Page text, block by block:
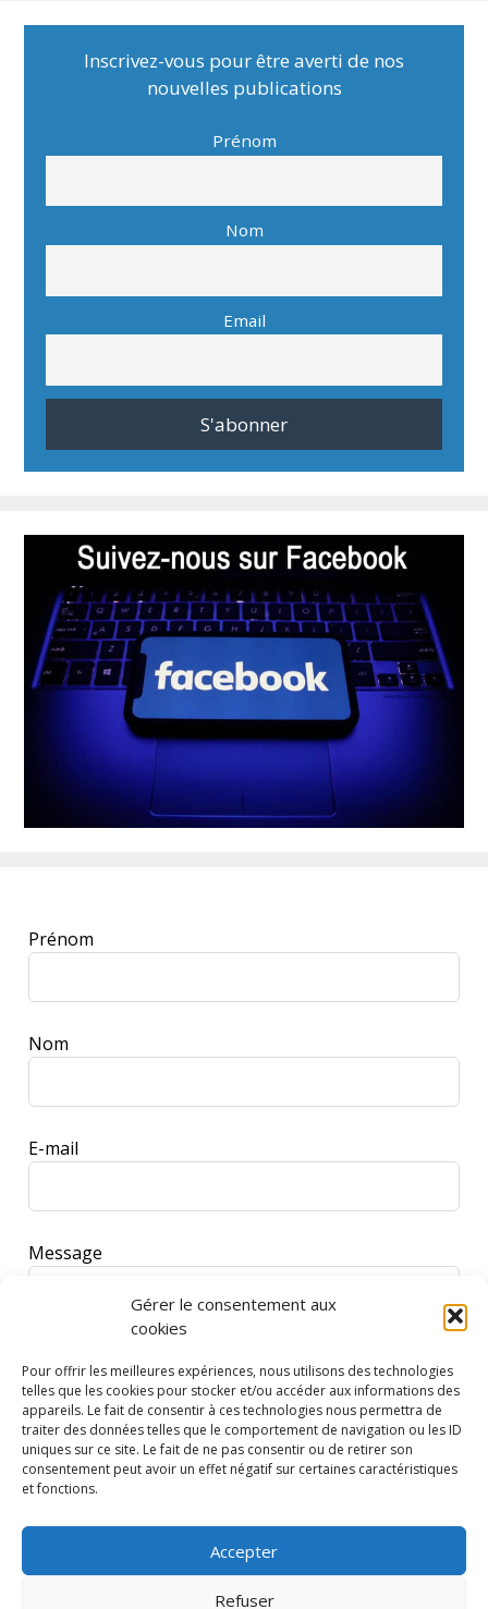
Gérer le consentement aux
cookies
Pour offrir les meilleures expériences, nous utilisons des technologies
telles que les cookies pour stocker et/ou accéder aux informations des
appareils. Le fait de consentir à ces technologies nous permettra de
traiter des données telles que le comportement de navigation ou les ID
uniques sur ce site. Le fait de ne pas consentir ou de retirer son
consentement peut avoir un effet négatif sur certaines caractéristiques
et fonctions.
Accepter
Refuser
Inscrivez-vous pour être averti de nos
nouvelles publications
Prénom
Nom
Email
Leave
this
Prénom
Nom
E-mail
Message
J'accepte que Loisirs Plaisirs stocke et traite les
informations transmises par le biais de ce